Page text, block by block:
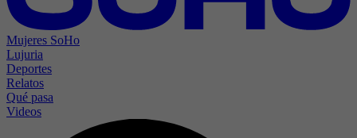
Mujeres SoHo
Lujuria
Deportes
Relatos
Qué pasa
Videos